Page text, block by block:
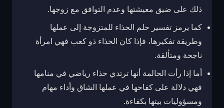
ذلك على ضيق معيشتها وعدم التوافق مع زوجها.
كما يرمز تفسير حلم الحذاء للمتزوجة إلى عملها
وطريقة تفكيرها، فإذا كان الحذاء ذو كعب فهي امرأة
ناجحة ومتألقة.
أما إذا رأت الحالمة أنها ترتدي حذاء رياضي في منامها
فهي دلالة على كفاحها في عملها الشاق وأداء مهام
ومسؤوليات بيتها بكفاءة.